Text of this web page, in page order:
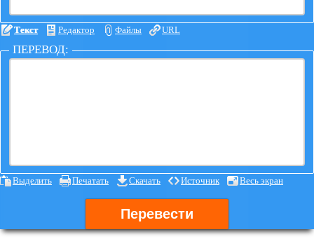
Текст Редактор Файлы URL
ПЕРЕВОД:
Выделить Печатать Скачать Источник Весь экран
Перевести